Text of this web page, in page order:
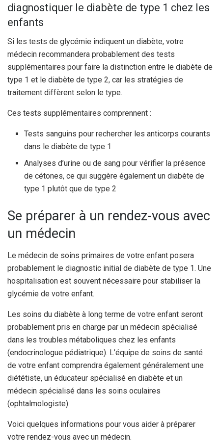
diagnostiquer le diabète de type 1 chez les
enfants
Si les tests de glycémie indiquent un diabète, votre
médecin recommandera probablement des tests
supplémentaires pour faire la distinction entre le diabète de
type 1 et le diabète de type 2, car les stratégies de
traitement diffèrent selon le type.
Ces tests supplémentaires comprennent :
Tests sanguins pour rechercher les anticorps courants
dans le diabète de type 1
Analyses d’urine ou de sang pour vérifier la présence
de cétones, ce qui suggère également un diabète de
type 1 plutôt que de type 2
Se préparer à un rendez-vous avec
un médecin
Le médecin de soins primaires de votre enfant posera
probablement le diagnostic initial de diabète de type 1. Une
hospitalisation est souvent nécessaire pour stabiliser la
glycémie de votre enfant.
Les soins du diabète à long terme de votre enfant seront
probablement pris en charge par un médecin spécialisé
dans les troubles métaboliques chez les enfants
(endocrinologue pédiatrique). L’équipe de soins de santé
de votre enfant comprendra également généralement une
diététiste, un éducateur spécialisé en diabète et un
médecin spécialisé dans les soins oculaires
(ophtalmologiste).
Voici quelques informations pour vous aider à préparer
votre rendez-vous avec un médecin.